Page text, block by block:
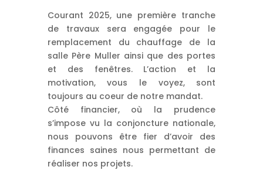
Courant 2025, une première tranche
de travaux sera engagée pour le
remplacement du chauffage de la
salle Père Muller ainsi que des portes
et des fenêtres. L’action et la
motivation, vous le voyez, sont
toujours au coeur de notre mandat.
Côté financier, où la prudence
s’impose vu la conjoncture nationale,
nous pouvons être fier d’avoir des
finances saines nous permettant de
réaliser nos projets.